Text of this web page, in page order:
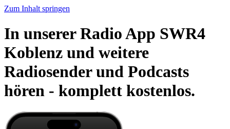
Zum Inhalt springen
In unserer Radio App SWR4
Koblenz und weitere
Radiosender und Podcasts
hören - komplett kostenlos.